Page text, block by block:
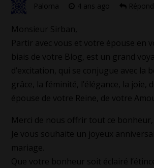
Paloma 4 ans ago
Monsieur Sirban,
Partir avec vous et votre épouse en
biais de votre Blog, est un grand
d’excitation, qui se conjugue avec la
grâce, la féminité, l’élégance, la joie,
épouse de votre Reine, de votre
Merci de nous offrir tout ce bonheur,
Je vous souhaite un joyeux
mariage.
Que votre bonheur soit éclairé